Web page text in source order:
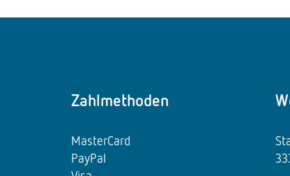
Zahlmethoden
MasterCard
PayPal